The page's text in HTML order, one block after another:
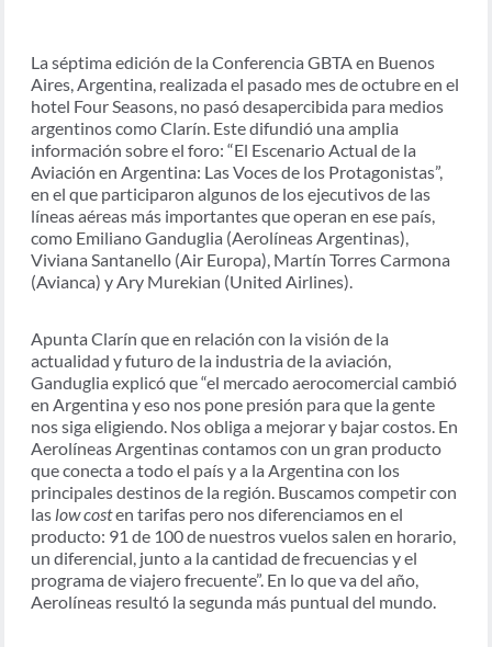
La séptima edición de la Conferencia GBTA en Buenos
Aires, Argentina, realizada el pasado mes de octubre en el
hotel Four Seasons, no pasó desapercibida para medios
argentinos como Clarín. Este difundió una amplia
información sobre el foro: “El Escenario Actual de la
Aviación en Argentina: Las Voces de los Protagonistas”,
en el que participaron algunos de los ejecutivos de las
líneas aéreas más importantes que operan en ese país,
como Emiliano Ganduglia (Aerolíneas Argentinas),
Viviana Santanello (Air Europa), Martín Torres Carmona
(Avianca) y Ary Murekian (United Airlines).
Apunta Clarín que en relación con la visión de la
actualidad y futuro de la industria de la aviación,
Ganduglia explicó que “el mercado aerocomercial cambió
en Argentina y eso nos pone presión para que la gente
nos siga eligiendo. Nos obliga a mejorar y bajar costos. En
Aerolíneas Argentinas contamos con un gran producto
que conecta a todo el país y a la Argentina con los
principales destinos de la región. Buscamos competir con
las low costen tarifas pero nos diferenciamos en el
producto: 91 de 100 de nuestros vuelos salen en horario,
un diferencial, junto a la cantidad de frecuencias y el
programa de viajero frecuente”. En lo que va del año,
Aerolíneas resultó la segunda más puntual del mundo.